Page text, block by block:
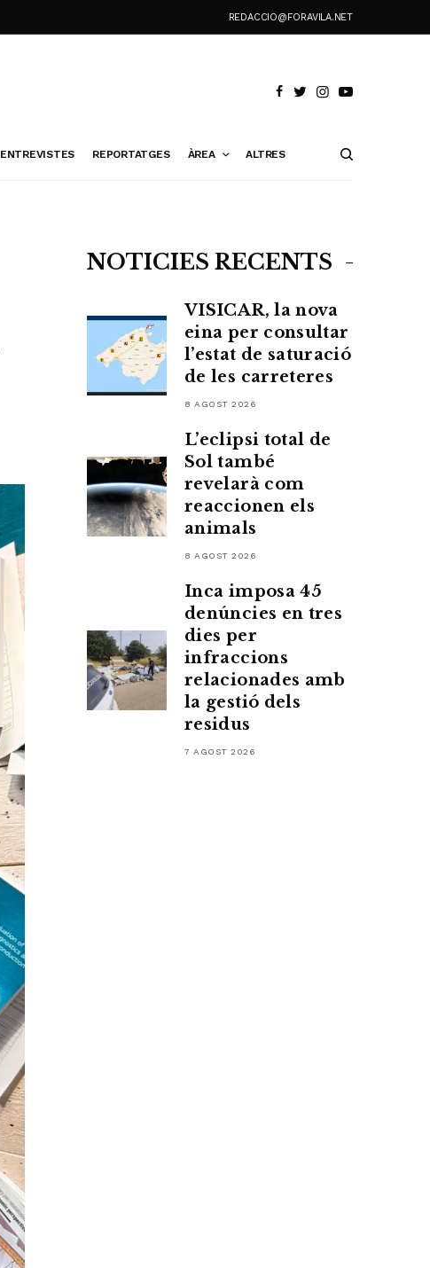
REDACCIO@FORAVILA.NET
ENTREVISTES REPORTATGES ÀREA ALTRES
NOTÍCIES RECENTS
VISICAR, la nova
eina per consultar
l’estat de saturació
de les carreteres
8 AGOST 2026
L’eclipsi total de
Sol també
revelarà com
reaccionen els
animals
8 AGOST 2026
Inca imposa 45
denúncies en tres
dies per
infraccions
relacionades amb
la gestió dels
residus
7 AGOST 2026